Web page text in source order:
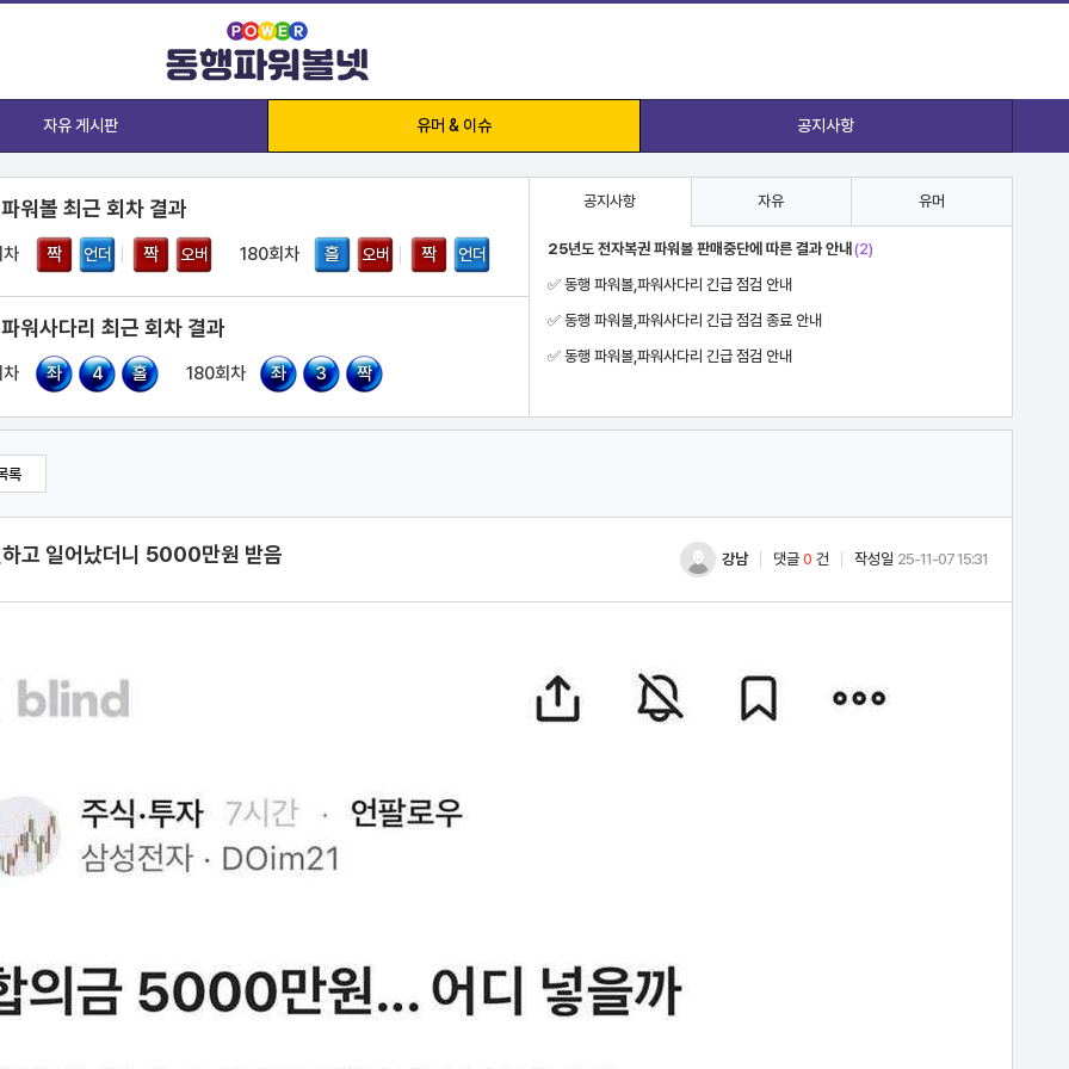
자유 게시판 유머 & 이슈 공지사항
워볼 최근 회차 결과
차 짝 언더 짝 오버 180회차 홀 오버 짝 언더
워사다리 최근 회차 결과
차 좌 4 홀 180회차 좌 3 짝
공지사항 자유 유머
요즘 애들은 모르는 느낌....
진짜 차 돌 박이
카톡 기술
집에 도둑이 들었어요
록
고 일어났더니 5000만원 받음 강남 댓글 0 건 작성일 25-11-07 15:31